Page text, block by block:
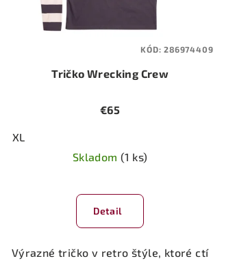
Tričko Wrecking Crew
€65
XL
Skladom(1 ks)
Detail
Výrazné tričko v retro štýle, ktoré ctí
KÓD:286974409